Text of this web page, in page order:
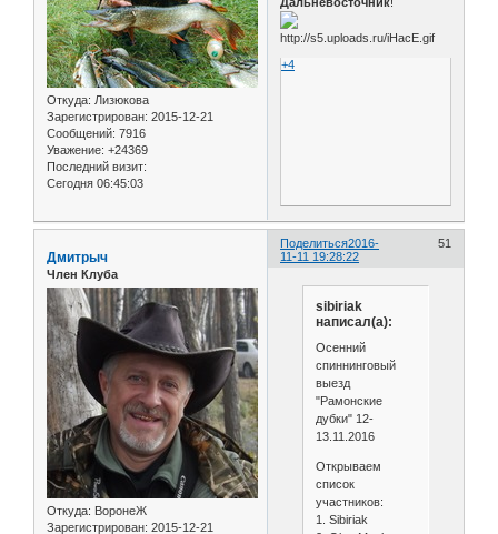
Откуда: Лизюкова
Зарегистрирован: 2015-12-21
Сообщений: 7916
Уважение: +24369
Последний визит:
Сегодня 06:45:03
+4
Поделиться 51
2016-
11-11 19:28:22
Дмитрыч
Член Клуба
Откуда: ВоронеЖ
Зарегистрирован: 2015-12-21
sibiriak
написал(а):
Осенний
спиннинговый
выезд
"Рамонские
дубки" 12-
13.11.2016
Открываем
список
участников:
1. Sibiriak